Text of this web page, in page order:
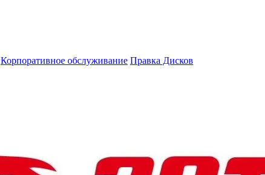
Корпоративное обслуживание Правка Дисков